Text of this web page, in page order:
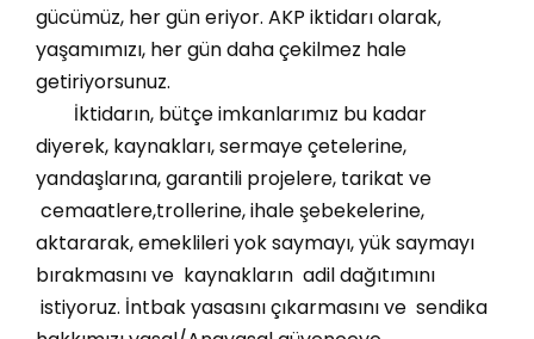
gücümüz, her gün eriyor. AKP iktidarı olarak,
yaşamımızı, her gün daha çekilmez hale
getiriyorsunuz.
İktidarın, bütçe imkanlarımız bu kadar
diyerek, kaynakları, sermaye çetelerine,
yandaşlarına, garantili projelere, tarikat ve
cemaatlere,trollerine, ihale şebekelerine,
aktararak, emeklileri yok saymayı, yük saymayı
bırakmasını ve kaynakların adil dağıtımını
istiyoruz. İntbak yasasını çıkarmasını ve sendika